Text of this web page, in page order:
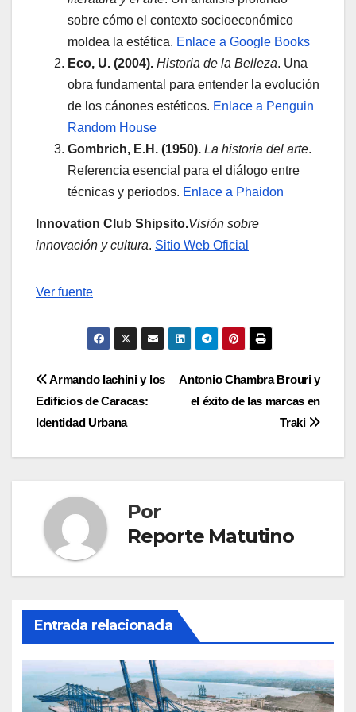
sobre cómo el contexto socioeconómico
moldea la estética. Enlace a Google Books
Eco, U. (2004). Historia de la Belleza. Una
obra fundamental para entender la evolución
de los cánones estéticos. Enlace a Penguin
Random House
Gombrich, E.H. (1950). La historia del arte.
Referencia esencial para el diálogo entre
técnicas y periodos. Enlace a Phaidon
Innovation Club Shipsito.Visión sobre
innovación y cultura. Sitio Web Oficial
Navegación
entradas
Ver fuente
Navegación
de
entradas
Antonio Chambra Brouri y
el éxito de las marcas en
Traki
Armando Iachini y los
Edificios de Caracas:
Identidad Urbana
Por
Reporte Matutino
Entrada relacionada